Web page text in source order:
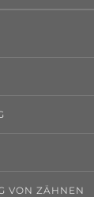
VON ZÄHNEN